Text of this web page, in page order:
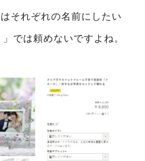
それぞれの名前にしたい
では頼めないですよね。